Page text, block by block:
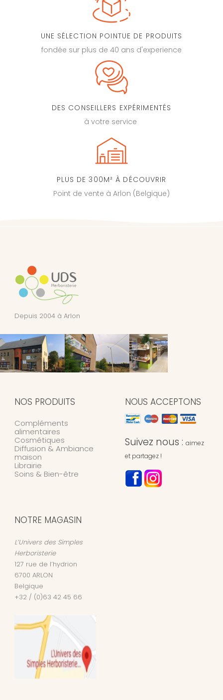
UNE SÉLECTION POINTUE DE PRODUITS
fondée sur plus de 40 ans d'experience
DES CONSEILLERS EXPÉRIMENTÉS
à votre service
PLUS DE 300M² À DÉCOUVRIR
Point de vente à Arlon (Belgique)
Depuis 2004 à Arlon
NOS PRODUITS
Compléments
alimentaires
Cosmétiques
Diffusion & Ambiance
maison
Librairie
Soins & Bien-être
NOUS ACCEPTONS
Suivez nous : aimez
et partagez !
NOTRE MAGASIN
L’Univers des Simples
Herboristerie
127 rue de l’hydrion
6700 ARLON
Belgique
+32 / (0)63 42 45 66